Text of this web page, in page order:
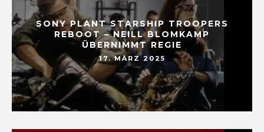
SONY PLANT STARSHIP TROOPERS
REBOOT – NEILL BLOMKAMP
ÜBERNIMMT REGIE
17. MÄRZ 2025